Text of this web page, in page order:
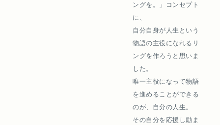
ングを。」コンセプト
に、
自分自身が人生という
物語の主役になれるリ
ングを作ろうと思いま
した。
唯一主役になって物語
を進めることができる
のが、自分の人生。
その自分を応援し励ま